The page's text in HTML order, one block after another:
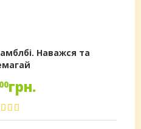
Наважся та
00грн.